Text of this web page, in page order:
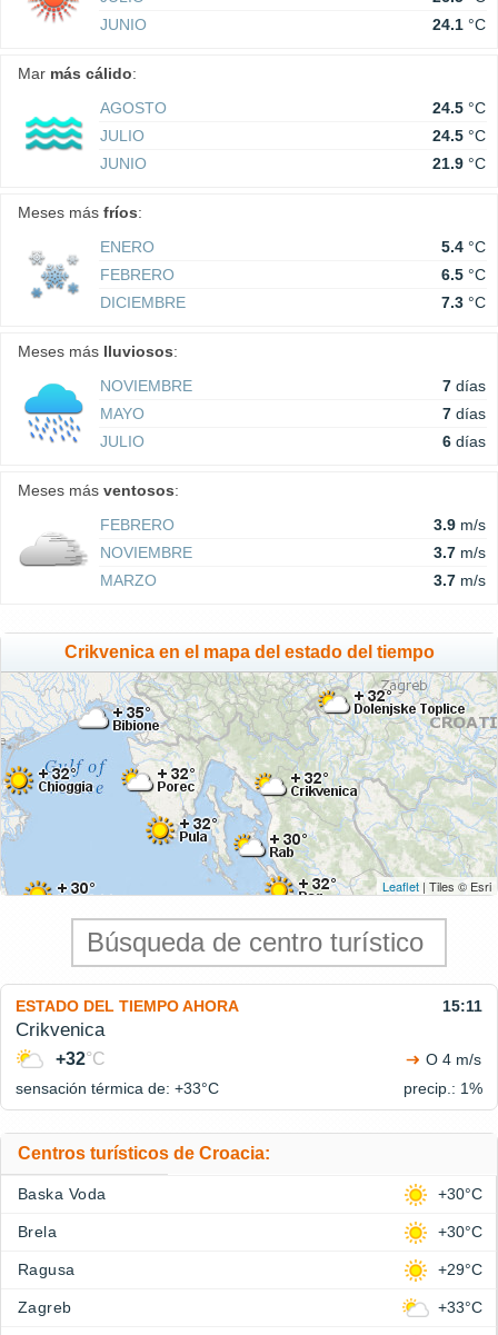
JUNIO
24.1 °C
Mar más cálido:
AGOSTO
24.5 °C
JULIO
24.5 °C
JUNIO
21.9 °C
Meses más fríos:
ENERO
5.4 °C
FEBRERO
6.5 °C
DICIEMBRE
7.3 °C
Meses más lluviosos:
NOVIEMBRE
7 días
MAYO
7 días
JULIO
6 días
Meses más ventosos:
FEBRERO
3.9 m/s
NOVIEMBRE
3.7 m/s
MARZO
3.7 m/s
Crikvenica en el mapa del estado del tiempo
Leaflet | Tiles © Esri
ESTADO DEL TIEMPO AHORA 15:11
Crikvenica
+32°C
O 4 m/s
sensación térmica de: +33°C precip.: 1%
Centros turísticos de Croacia:
Baska Voda +30°C
Brela +30°C
Ragusa +29°C
Zagreb +33°C